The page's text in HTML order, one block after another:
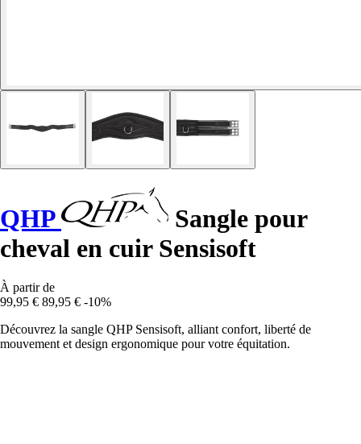
QHP
Sangle pour
cheval en cuir Sensisoft
À partir de
99,95 € 89,95 € -10%
Découvrez la sangle QHP Sensisoft, alliant confort, liberté de
mouvement et design ergonomique pour votre équitation.